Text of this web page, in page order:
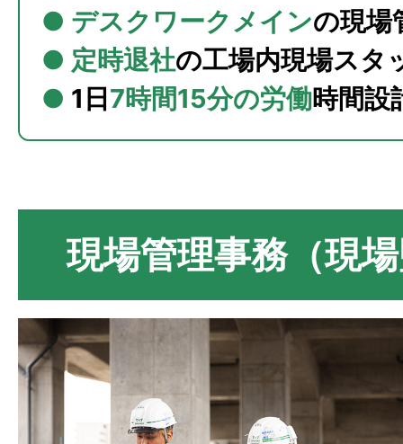
● デスクワークメインの現場
● 定時退社の工場内現場スタ
● 1日 7時間15分の労働時間設
現場管理事務（現